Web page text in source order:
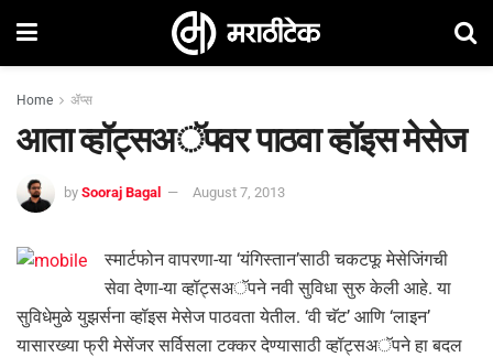
Home ॲप्स
आता व्हॉट्सअॅपवर पाठवा व्हॉइस मेसेज
by Sooraj Bagal August 7, 2013
स्मार्टफोन वापरणा-या ‘यंगिस्तान’साठी चकटफू मेसेजिंगची
सेवा देणा-या व्हॉट्सअॅपने नवी सुविधा सुरु केली आहे. या
सुविधेमुळे युझर्सना व्हॉइस मेसेज पाठवता येतील. ‘वी चॅट’ आणि ‘लाइन’
यासारख्या फ्री मेसेंजर सर्विसला टक्कर देण्यासाठी व्हॉट्सअॅपने हा बदल